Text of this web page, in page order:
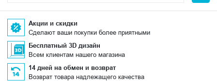
Акции и скидки
Сделают ваши покупки более приятными
Бесплатный 3D дизайн
Всем клиентам нашего магазина
14 дней на обмен и возврат
Возврат товара надлежащего качества